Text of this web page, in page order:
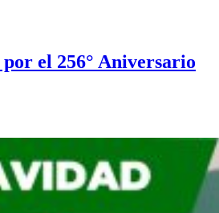
por el 256° Aniversario